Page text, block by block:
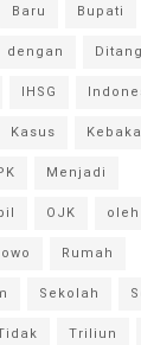
Baru
Bupati
dengan
IHSG
Kasus
Menjadi
OJK
oleh
Rumah
Sekolah
Triliun